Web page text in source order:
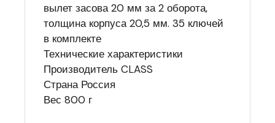
вылет засова 20 мм за 2 оборота,
толщина корпуса 20,5 мм. 35 ключей
в комплекте
Технические характеристики
Производитель CLASS
Страна Россия
Вес 800 г